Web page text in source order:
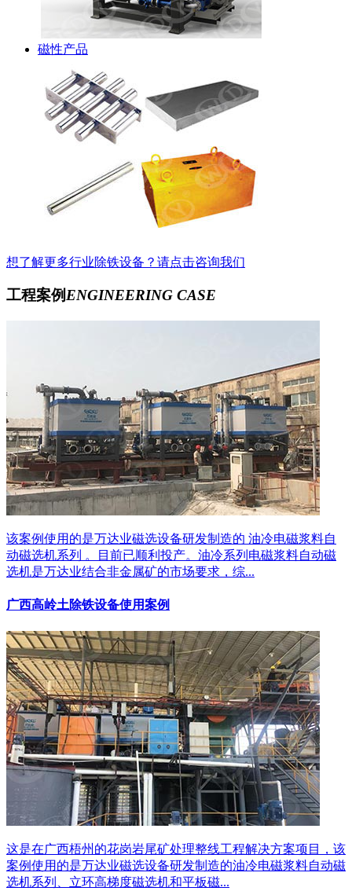
磁性产品
想了解更多行业除铁设备？请点击咨询我们
工程案例ENGINEERING CASE
该案例使用的是万达业磁选设备研发制造的 油冷电磁浆料自
动磁选机系列 。目前已顺利投产。油冷系列电磁浆料自动磁
选机是万达业结合非金属矿的市场要求，综...
广西高岭土除铁设备使用案例
这是在广西梧州的花岗岩尾矿处理整线工程解决方案项目，该
案例使用的是万达业磁选设备研发制造的油冷电磁浆料自动磁
选机系列、立环高梯度磁选机和平板磁...